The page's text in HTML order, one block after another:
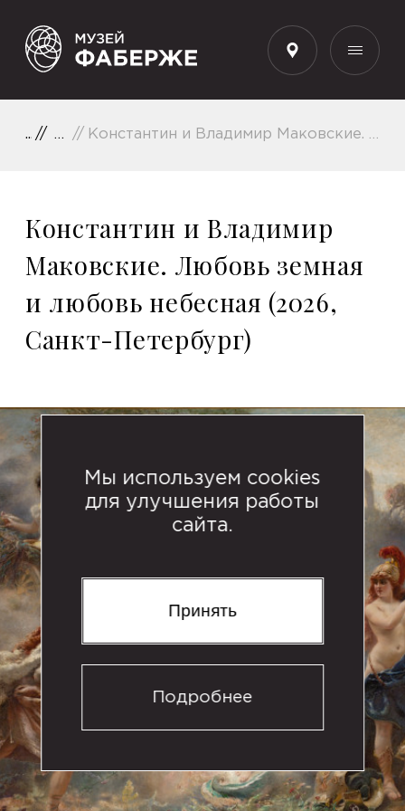
RU
ВыставкиКонстантин и Владимир Маковские. Любовь земная и любовь небесная (2026, Санкт-Петербург)
Константин и Владимир
Маковские. Любовь земная
и любовь небесная (2026,
Санкт-Петербург)
Мы используем cookies
для улучшения работы
сайта.
Принять
Подробнее